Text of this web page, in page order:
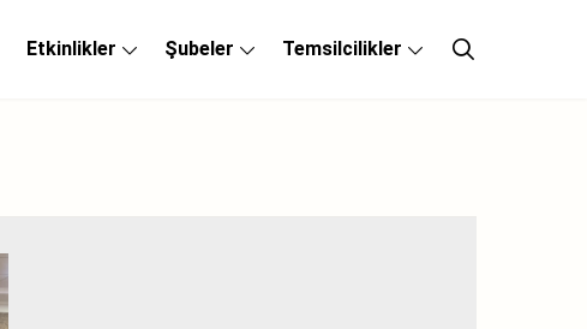
Etkinlikler Şubeler Temsilcilikler